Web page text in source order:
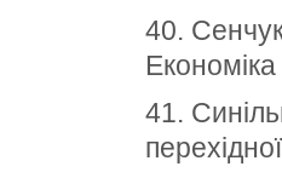
40.
41.